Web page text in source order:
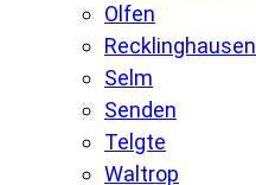
Olfen
Recklinghausen
Selm
Senden
Telgte
Waltrop